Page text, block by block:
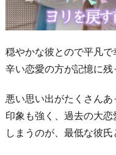
穏やかな彼とので平凡
辛い恋愛の方が記憶に残
悪い思い出がたくさん
印象も強く、過去の大
しまうのが、最低な彼氏